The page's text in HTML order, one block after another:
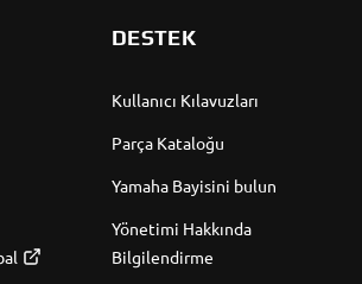
DESTEK
Kullanıcı Kılavuzları
Parça Kataloğu
Yamaha Bayisini bulun
Yönetimi Hakkında
Bilgilendirme